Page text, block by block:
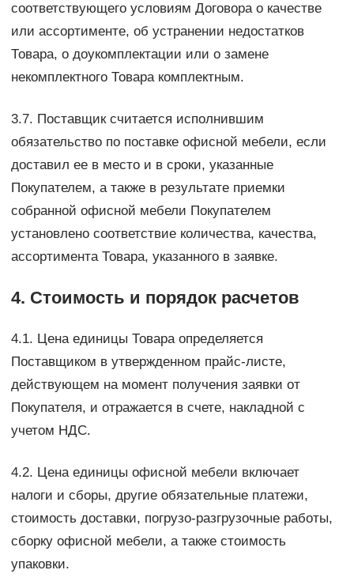
соответствующего условиям Договора о качестве
или ассортименте, об устранении недостатков
Товара, о доукомплектации или о замене
некомплектного Товара комплектным.
3.7. Поставщик считается исполнившим
обязательство по поставке офисной мебели, если
доставил ее в место и в сроки, указанные
Покупателем, а также в результате приемки
собранной офисной мебели Покупателем
установлено соответствие количества, качества,
ассортимента Товара, указанного в заявке.
4. Стоимость и порядок расчетов
4.1. Цена единицы Товара определяется
Поставщиком в утвержденном прайс-листе,
действующем на момент получения заявки от
Покупателя, и отражается в счете, накладной с
учетом НДС.
4.2. Цена единицы офисной мебели включает
налоги и сборы, другие обязательные платежи,
стоимость доставки, погрузо-разгрузочные работы,
сборку офисной мебели, а также стоимость
упаковки.